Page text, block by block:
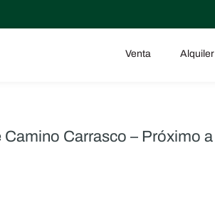
Venta Alquiler
Camino Carrasco – Próximo a